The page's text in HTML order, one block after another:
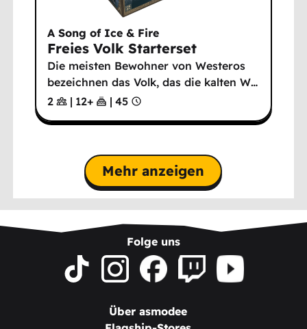
A Song of Ice & Fire
Freies Volk Starterset
Die meisten Bewohner von Westeros
bezeichnen das Volk, das die kalten W…
2
| 12+ | 45
Mehr anzeigen
Folge uns
Über asmodee